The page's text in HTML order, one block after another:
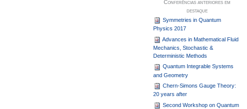
Conferências anteriores em
destaque
Symmetries in Quantum
Physics 2017
Advances in Mathematical Fluid
Mechanics, Stochastic &
Deterministic Methods
Quantum Integrable Systems
and Geometry
Chern-Simons Gauge Theory:
20 years after
Second Workshop on Quantum